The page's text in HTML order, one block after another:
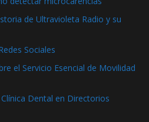
de Ultravioleta Radio y su
Sociales
el Servicio Esencial de Movilidad
Dental en Directorios